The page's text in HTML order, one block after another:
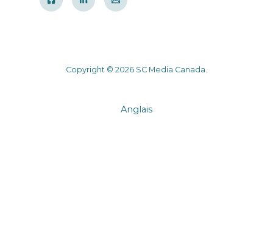
Copyright © 2026 SC Media Canada.
Anglais